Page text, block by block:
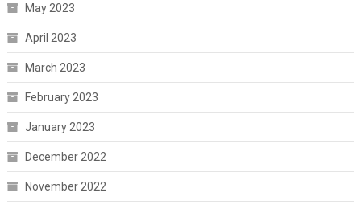
May 2023
April 2023
March 2023
February 2023
January 2023
December 2022
November 2022